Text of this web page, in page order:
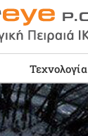
Τεχνολογία